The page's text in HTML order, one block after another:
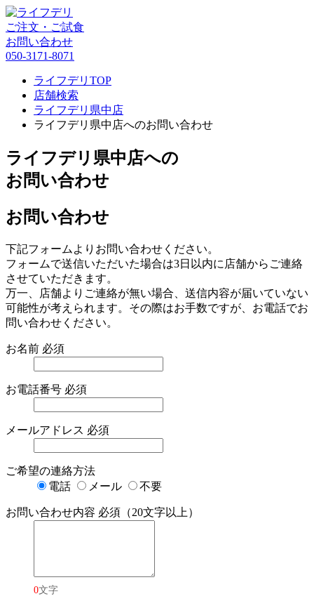
ご注文・ご試食
お問い合わせ
050-3171-8071
ライフデリTOP
店舗検索
ライフデリ県中店
ライフデリ県中店へのお問い合わせ
ライフデリ県中店への
お問い合わせ
お問い合わせ
下記フォームよりお問い合わせください。
フォームで送信いただいた場合は3日以内に店舗からご連絡
させていただきます。
万一、店舗よりご連絡が無い場合、送信内容が届いていない
可能性が考えられます。その際はお手数ですが、お電話でお
問い合わせください。
お名前 必須
お電話番号 必須
メールアドレス 必須
ご希望の連絡方法
電話
メール 不要
お問い合わせ内容 必須（20文字以上）
0文字